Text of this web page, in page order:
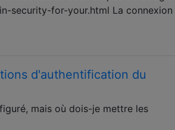
security-for-your.html La connexion
d'authentification du
mais où dois-je mettre les